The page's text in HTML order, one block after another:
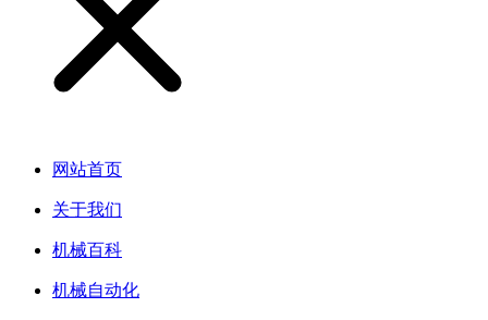
网站首页
关于我们
机械百科
机械自动化